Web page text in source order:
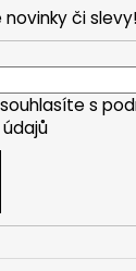
či slevy!
s